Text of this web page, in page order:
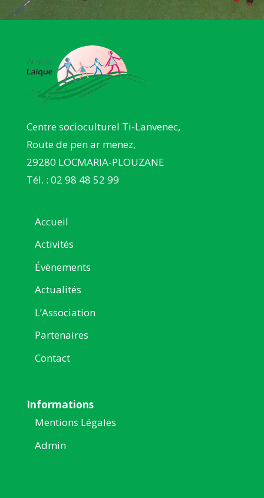
Centre socioculturel Ti-Lanvenec,
Route de pen ar menez,
29280 LOCMARIA-PLOUZANE
Tél. : 02 98 48 52 99
Accueil
Activités
Évènements
Actualités
L’Association
Partenaires
Contact
Informations
Mentions Légales
Admin